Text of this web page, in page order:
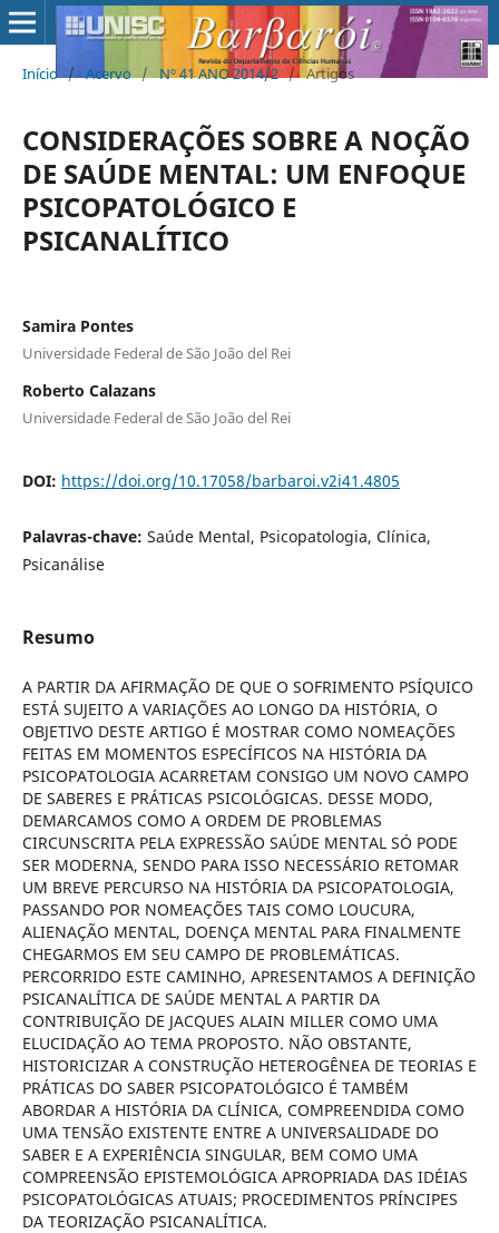
Início / Acervo / Nº 41 ANO 2014/2 / Artigos
CONSIDERAÇÕES SOBRE A NOÇÃO
DE SAÚDE MENTAL: UM ENFOQUE
PSICOPATOLÓGICO E
PSICANALÍTICO
Samira Pontes
Universidade Federal de São João del Rei
Roberto Calazans
Universidade Federal de São João del Rei
DOI: https://doi.org/10.17058/barbaroi.v2i41.4805
Palavras-chave: Saúde Mental, Psicopatologia, Clínica,
Psicanálise
Resumo
A PARTIR DA AFIRMAÇÃO DE QUE O SOFRIMENTO PSÍQUICO
ESTÁ SUJEITO A VARIAÇÕES AO LONGO DA HISTÓRIA, O
OBJETIVO DESTE ARTIGO É MOSTRAR COMO NOMEAÇÕES
FEITAS EM MOMENTOS ESPECÍFICOS NA HISTÓRIA DA
PSICOPATOLOGIA ACARRETAM CONSIGO UM NOVO CAMPO
DE SABERES E PRÁTICAS PSICOLÓGICAS. DESSE MODO,
DEMARCAMOS COMO A ORDEM DE PROBLEMAS
CIRCUNSCRITA PELA EXPRESSÃO SAÚDE MENTAL SÓ PODE
SER MODERNA, SENDO PARA ISSO NECESSÁRIO RETOMAR
UM BREVE PERCURSO NA HISTÓRIA DA PSICOPATOLOGIA,
PASSANDO POR NOMEAÇÕES TAIS COMO LOUCURA,
ALIENAÇÃO MENTAL, DOENÇA MENTAL PARA FINALMENTE
CHEGARMOS EM SEU CAMPO DE PROBLEMÁTICAS.
PERCORRIDO ESTE CAMINHO, APRESENTAMOS A DEFINIÇÃO
PSICANALÍTICA DE SAÚDE MENTAL A PARTIR DA
CONTRIBUIÇÃO DE JACQUES ALAIN MILLER COMO UMA
ELUCIDAÇÃO AO TEMA PROPOSTO. NÃO OBSTANTE,
HISTORICIZAR A CONSTRUÇÃO HETEROGÊNEA DE TEORIAS E
PRÁTICAS DO SABER PSICOPATOLÓGICO É TAMBÉM
ABORDAR A HISTÓRIA DA CLÍNICA, COMPREENDIDA COMO
UMA TENSÃO EXISTENTE ENTRE A UNIVERSALIDADE DO
SABER E A EXPERIÊNCIA SINGULAR, BEM COMO UMA
COMPREENSÃO EPISTEMOLÓGICA APROPRIADA DAS IDÉIAS
PSICOPATOLÓGICAS ATUAIS; PROCEDIMENTOS PRÍNCIPES
DA TEORIZAÇÃO PSICANALÍTICA.